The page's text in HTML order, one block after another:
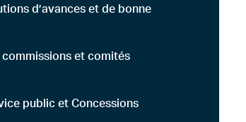
d’avances et de bonne
commissions et comités
public et Concessions